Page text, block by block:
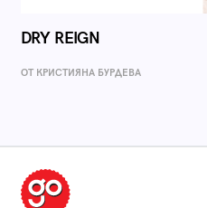
DRY REIGN
ОТ КРИСТИЯНА БУРДЕВА